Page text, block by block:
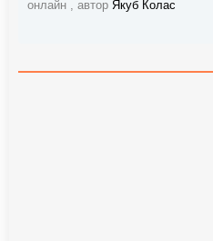
онлайн , автор Якуб Колас